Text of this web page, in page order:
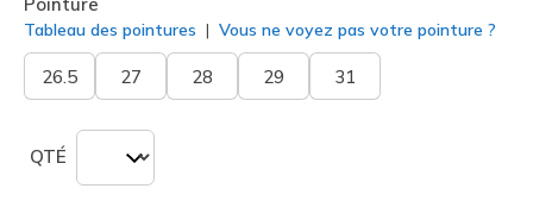
Tableau des pointures Vous ne voyez pas votre pointure ?
26.5 27 28 29 31
QTÉ